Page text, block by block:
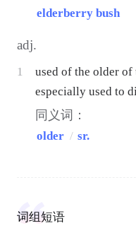
elderberry bush
adj.
1
used of the older of
especially used to
同义词：
older / sr.
词组短语